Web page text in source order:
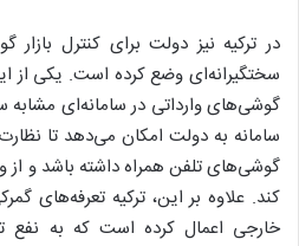
در ترکیه نیز دولت برای کنترل
سختگیرانه‌ای وضع کرده است. یکی از
گوشی‌های وارداتی در سامانه‌ای مشابه
سامانه به دولت امکان می‌دهد تا
گوشی‌های تلفن همراه داشته باشد و
کند. علاوه بر این، ترکیه تعرفه‌های
خارجی اعمال کرده است که به نفع